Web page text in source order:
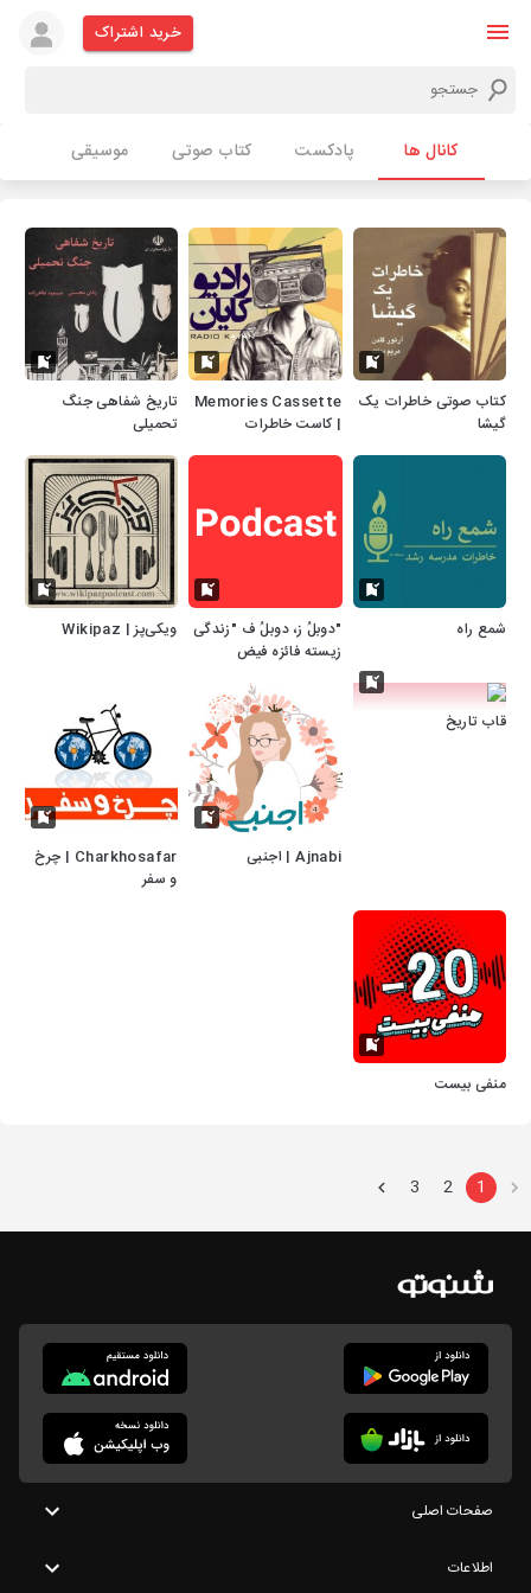
خرید اشتراک
کانال ها پادکست کتاب صوتی موسیقی
کتاب صوتی خاطرات یک
گیشا
Memories Cassette
| کاست خاطرات
تاریخ شفاهی جنگ
تحمیلی
شمع راه
"دوبلُ ز، دوبلُ ف "زندگی
زیسته فائزه فیض
ویکی‌پز | Wikipaz
قاب تاریخ
Ajnabi | اجنبی
Charkhosafar | چرخ
و سفر
منفی بیست
1
2
3
صفحات اصلی
اطلاعات